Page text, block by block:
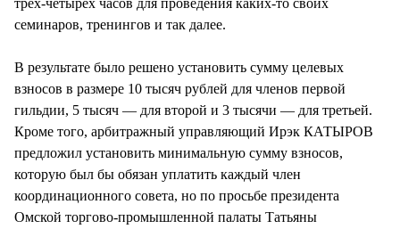
семинаров, тренингов и так далее.
В результате было решено установить сумму целевых
взносов в размере 10 тысяч рублей для членов первой
гильдии, 5 тысяч — для второй и 3 тысячи — для третьей.
Кроме того, арбитражный управляющий Ирэк КАТЫРОВ
предложил установить минимальную сумму взносов,
которую был бы обязан уплатить каждый член
координационного совета, но по просьбе президента
Омской торгово-промышленной палаты Татьяны